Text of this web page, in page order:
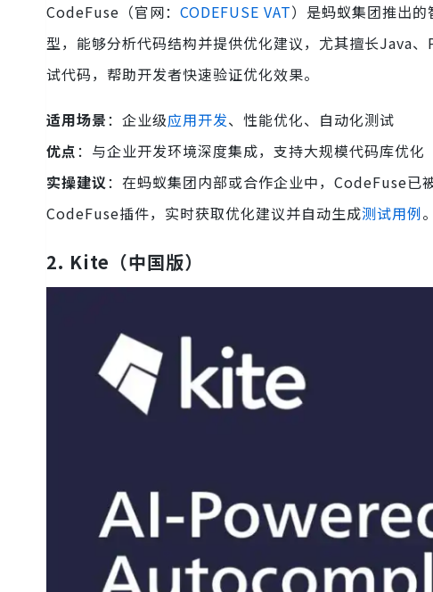
CodeFuse（官网： CODEFUSE VAT）是蚂蚁集团推出
型，能够分析代码结构并提供优化建议，尤其擅长Java
试代码，帮助开发者快速验证优化效果。
适用场景：企业级应用开发、性能优化、自动化测试
优点：与企业开发环境深度集成，支持大规模代码库优化
实操建议：在蚂蚁集团内部或合作企业中，CodeFuse已
CodeFuse插件，实时获取优化建议并自动生成测试用例。
2. Kite（中国版）